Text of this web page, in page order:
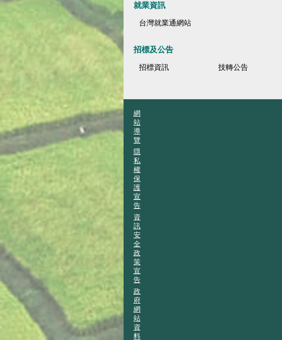
就業資訊
台灣就業通網站
招標及公告
招標資訊 技轉公告
網
站
導
覽
隱
私
權
保
護
宣
告
資
訊
安
全
政
策
宣
告
政
府
網
站
資
料